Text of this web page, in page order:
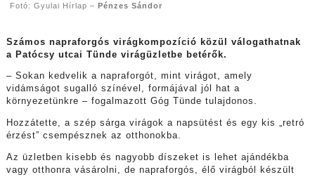
Fotó: Gyulai Hírlap – Pénzes Sándor
Számos napraforgós virágkompozíció közül válogathatnak
a Patócsy utcai Tünde virágüzletbe betérők.
– Sokan kedvelik a napraforgót, mint virágot, amely
vidámságot sugalló színével, formájával jól hat a
környezetünkre – fogalmazott Góg Tünde tulajdonos.
Hozzátette, a szép sárga virágok a napsütést és egy kis „retró
érzést” csempésznek az otthonokba.
Az üzletben kisebb és nagyobb díszeket is lehet ajándékba
vagy otthonra vásárolni, de napraforgós, élő virágból készült